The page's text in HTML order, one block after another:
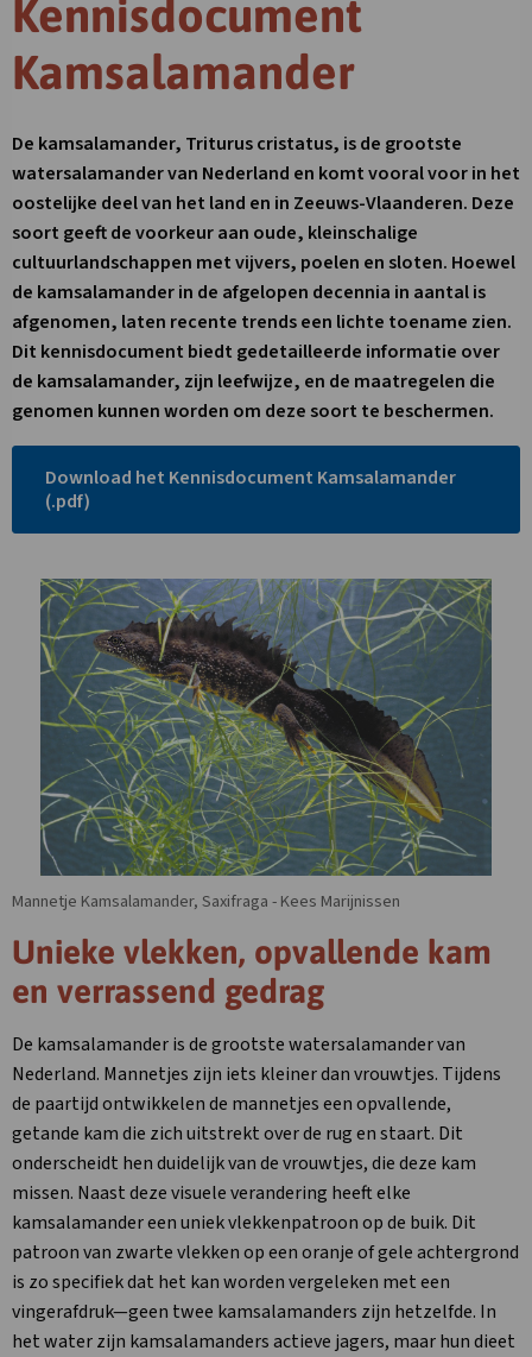
Kennisdocument
Kamsalamander
De kamsalamander, Triturus cristatus, is de grootste
watersalamander van Nederland en komt vooral voor in het
oostelijke deel van het land en in Zeeuws-Vlaanderen. Deze
soort geeft de voorkeur aan oude, kleinschalige
cultuurlandschappen met vijvers, poelen en sloten. Hoewel
de kamsalamander in de afgelopen decennia in aantal is
afgenomen, laten recente trends een lichte toename zien.
Dit kennisdocument biedt gedetailleerde informatie over
de kamsalamander, zijn leefwijze, en de maatregelen die
genomen kunnen worden om deze soort te beschermen.
Download het Kennisdocument Kamsalamander
(.pdf)
tabblad
Unieke vlekken, opvallende kam
en verrassend gedrag
De kamsalamander is de grootste watersalamander van
Nederland. Mannetjes zijn iets kleiner dan vrouwtjes. Tijdens
de paartijd ontwikkelen de mannetjes een opvallende,
getande kam die zich uitstrekt over de rug en staart. Dit
onderscheidt hen duidelijk van de vrouwtjes, die deze kam
missen. Naast deze visuele verandering heeft elke
kamsalamander een uniek vlekkenpatroon op de buik. Dit
patroon van zwarte vlekken op een oranje of gele achtergrond
is zo specifiek dat het kan worden vergeleken met een
vingerafdruk—geen twee kamsalamanders zijn hetzelfde. In
het water zijn kamsalamanders actieve jagers, maar hun dieet
Mannetje Kamsalamander, Saxifraga - Kees Marijnissen